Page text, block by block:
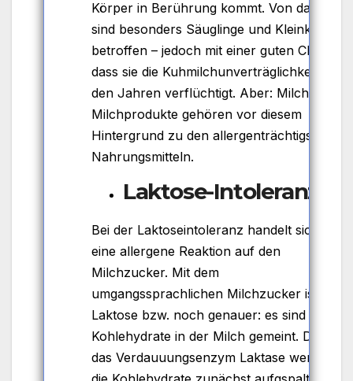
Körper in Berührung kommt. Von daher
sind besonders Säuglinge und Kleinkinder
betroffen – jedoch mit einer guten Chance,
dass sie die Kuhmilchunverträglichkeit mit
den Jahren verflüchtigt. Aber: Milch und
Milchprodukte gehören vor diesem
Hintergrund zu den allergenträchtigsten
Nahrungsmitteln.
Laktose-Intoleranz
Bei der Laktoseintoleranz handelt sich um
eine allergene Reaktion auf den
Milchzucker. Mit dem
umgangssprachlichen Milchzucker ist die
Laktose bzw. noch genauer: es sind die
Kohlehydrate in der Milch gemeint. Durch
das Verdauuungsenzym Laktase werden